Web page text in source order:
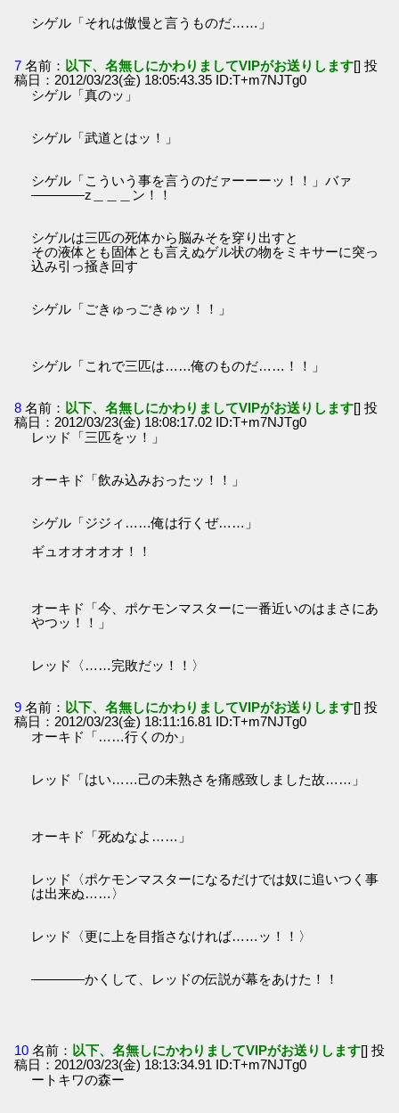
シゲル「それは傲慢と言うものだ……」
7 名前： 以下、名無しにかわりましてVIPがお送りします[] 投
稿日：2012/03/23(金) 18:05:43.35 ID:T+m7NJTg0
シゲル「真のッ」
シゲル「武道とはッ！」
シゲル「こういう事を言うのだァーーーッ！！」バァ
――――z＿＿＿ン！！
シゲルは三匹の死体から脳みそを穿り出すと
その液体とも固体とも言えぬゲル状の物をミキサーに突っ
込み引っ掻き回す
シゲル「ごきゅっごきゅッ！！」
シゲル「これで三匹は……俺のものだ……！！」
8 名前： 以下、名無しにかわりましてVIPがお送りします[] 投
稿日：2012/03/23(金) 18:08:17.02 ID:T+m7NJTg0
レッド「三匹をッ！」
オーキド「飲み込みおったッ！！」
シゲル「ジジィ……俺は行くぜ……」
ギュオオオオオ！！
オーキド「今、ポケモンマスターに一番近いのはまさにあ
やつッ！！」
レッド〈……完敗だッ！！〉
9 名前： 以下、名無しにかわりましてVIPがお送りします[] 投
稿日：2012/03/23(金) 18:11:16.81 ID:T+m7NJTg0
オーキド「……行くのか」
レッド「はい……己の未熟さを痛感致しました故……」
オーキド「死ぬなよ……」
レッド〈ポケモンマスターになるだけでは奴に追いつく事
は出来ぬ……〉
レッド〈更に上を目指さなければ……ッ！！〉
――――かくして、レッドの伝説が幕をあけた！！
10 名前： 以下、名無しにかわりましてVIPがお送りします[] 投
稿日：2012/03/23(金) 18:13:34.91 ID:T+m7NJTg0
ートキワの森ー